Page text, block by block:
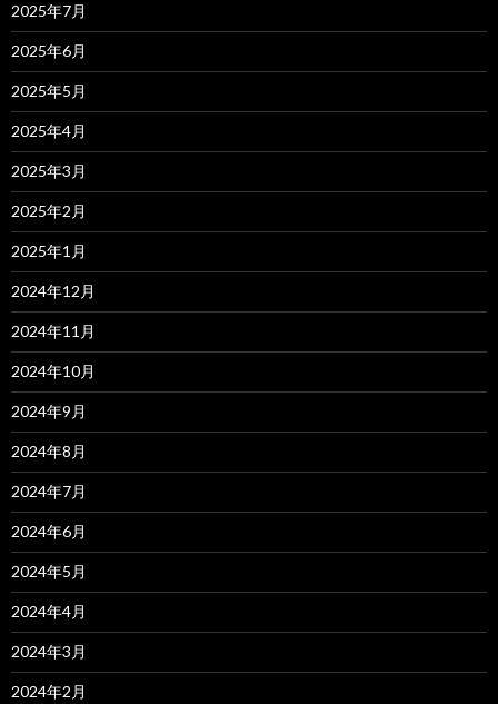
2025年7月
2025年6月
2025年5月
2025年4月
2025年3月
2025年2月
2025年1月
2024年12月
2024年11月
2024年10月
2024年9月
2024年8月
2024年7月
2024年6月
2024年5月
2024年4月
2024年3月
2024年2月